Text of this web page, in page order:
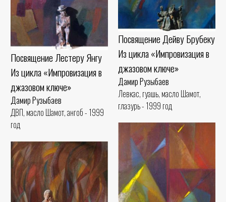
Посвящение Лестеру Янгу
Из цикла «Импровизация в
джазовом ключе»
Дамир Рузыбаев
ДВП, масло Шамот, ангоб - 1999
год
Посвящение Дейву Брубеку
Из цикла «Импровизация в
джазовом ключе»
Дамир Рузыбаев
Левкас, гуашь, масло Шамот,
глазурь - 1999 год